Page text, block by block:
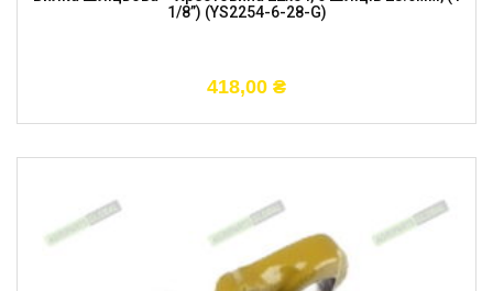
1/8”) (YS2254-6-28-G)
418,00 ₴